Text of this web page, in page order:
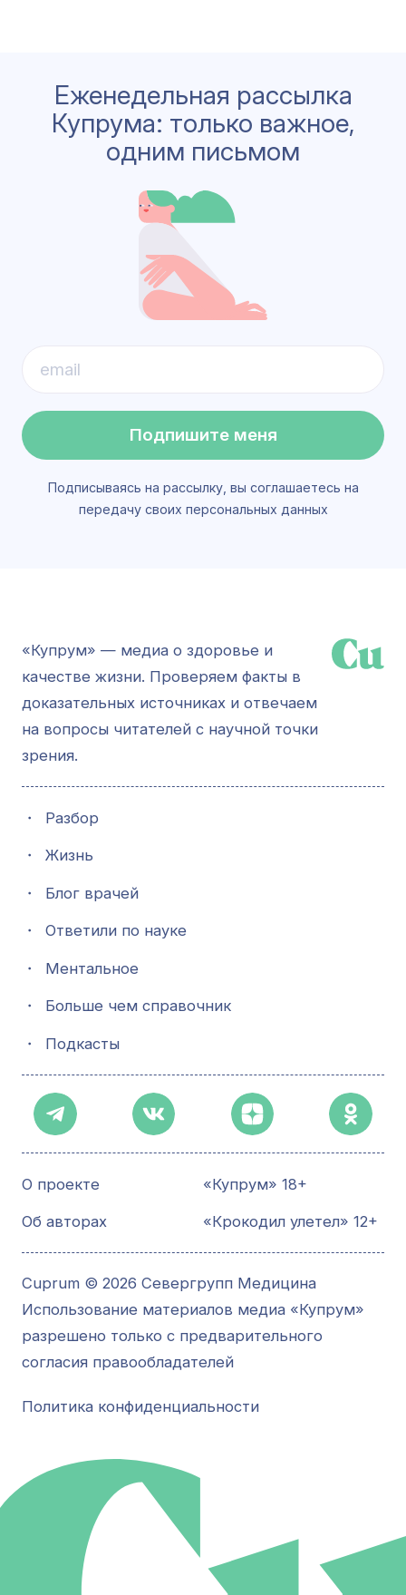
Еженедельная рассылка
Купрума: только важное,
одним письмом
Подпишите меня
Подписываясь на рассылку, вы соглашаетесь на
передачу своих персональных данных
«Купрум» — медиа о здоровье и
качестве жизни. Проверяем факты в
доказательных источниках и отвечаем
на вопросы читателей с научной точки
зрения.
・ Разбор
・ Жизнь
・ Блог врачей
・ Ответили по науке
・ Ментальное
・ Больше чем справочник
・ Подкасты
О проекте
Об авторах
«Купрум» 18+
«Крокодил улетел» 12+
Cuprum © 2026 Севергрупп Медицина
Использование материалов медиа «Купрум»
разрешено только с предварительного
согласия правообладателей
Политика конфиденциальности